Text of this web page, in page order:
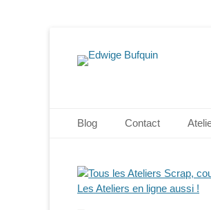
Edwige
Menu principal
Blog Contact